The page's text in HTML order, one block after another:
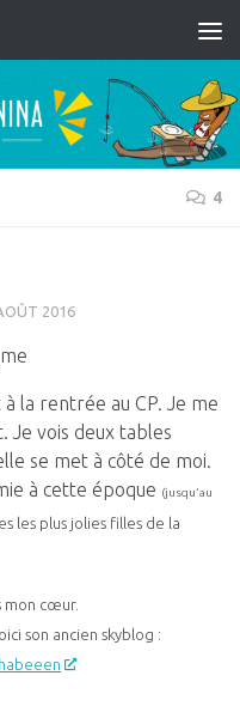
4
2016
la rentrée au CP. Je me
Je vois deux tables
se met à côté de moi.
à cette époque (jusqu’au
les plus jolies filles de la
mon cœur.
son ancien skyblog :